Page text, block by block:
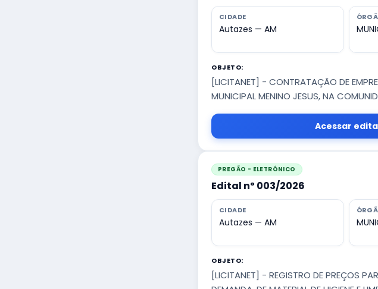
CIDADE
Autazes — AM
OBJETO:
[LICITANET] - CONTRATAÇÃO DE
MUNICIPAL MENINO JESUS, NA
Acessar
PREGÃO - ELETRÔNICO
Edital nº 003/2026
CIDADE
Autazes — AM
OBJETO:
[LICITANET] - REGISTRO DE PREÇOS